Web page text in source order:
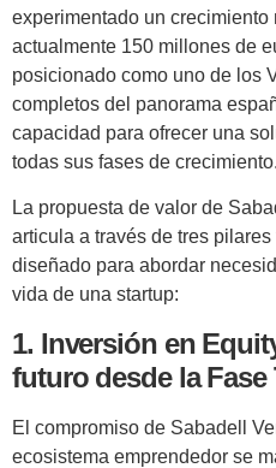
experimentado un
actualmente 150 millones de
posicionado como uno de los
completos del panorama
capacidad para ofrecer una
todas sus fases de crecimiento.
La propuesta de valor de
articula a través de tres
diseñado para abordar
vida de una startup:
1. Inversión en
futuro desde la Fase
El compromiso de Sabadell
ecosistema emprendedor se